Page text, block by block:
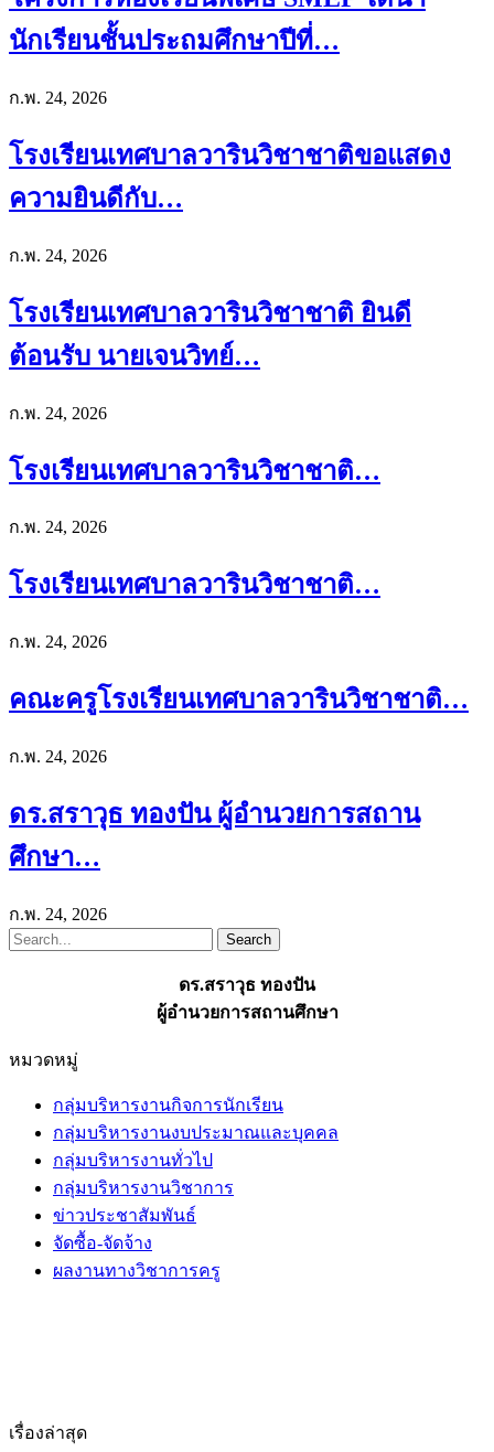
นักเรียนชั้นประถมศึกษาปีที่…
ก.พ. 24, 2026
โรงเรียนเทศบาลวารินวิชาชาติขอแสดง
ความยินดีกับ…
ก.พ. 24, 2026
โรงเรียนเทศบาลวารินวิชาชาติ ยินดี
ต้อนรับ นายเจนวิทย์…
ก.พ. 24, 2026
โรงเรียนเทศบาลวารินวิชาชาติ…
ก.พ. 24, 2026
โรงเรียนเทศบาลวารินวิชาชาติ…
ก.พ. 24, 2026
คณะครูโรงเรียนเทศบาลวารินวิชาชาติ…
ก.พ. 24, 2026
ดร.สราวุธ ทองปัน ผู้อำนวยการสถาน
ศึกษา…
ก.พ. 24, 2026
ดร.สราวุธ ทองปัน
ผู้อำนวยการสถานศึกษา
หมวดหมู่
กลุ่มบริหารงานกิจการนักเรียน
กลุ่มบริหารงานงบประมาณและบุคคล
กลุ่มบริหารงานทั่วไป
กลุ่มบริหารงานวิชาการ
ข่าวประชาสัมพันธ์
จัดซื้อ-จัดจ้าง
ผลงานทางวิชาการครู
เรื่องล่าสุด